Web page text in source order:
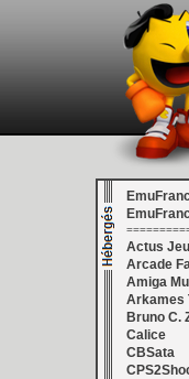
Actus
Arcade
Amiga
Arkames
Bruno C.
Calice
CBSata